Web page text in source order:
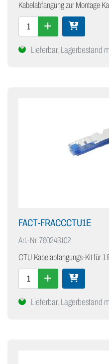
Kabelabfangung zur Montage
Lieferbar, Lagerbestand
FACT-FRACCCTU1E
Art.-Nr.760243102
CTU Kabelabfangungs-Kit für
Lieferbar, Lagerbestand